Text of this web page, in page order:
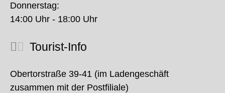
Donnerstag:
14:00 Uhr - 18:00 Uhr
Tourist-Info
Obertorstraße 39-41 (im Ladengeschäft
zusammen mit der Postfiliale)